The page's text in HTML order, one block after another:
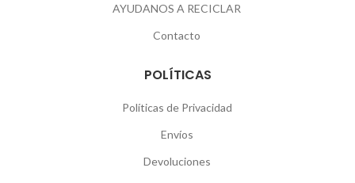
AYUDANOS A RECICLAR
Contacto
POLÍTICAS
Políticas de Privacidad
Envíos
Devoluciones